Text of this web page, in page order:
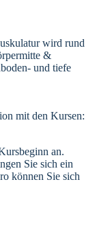
wird rund
&
und tiefe
mit den Kursen:
an.
Sie sich ein
können Sie sich